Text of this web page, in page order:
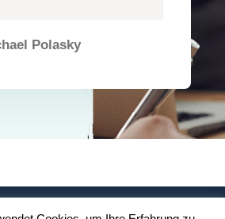
Polasky